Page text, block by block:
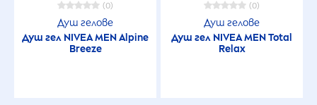
(0)
Душ гелове
Душ гел NIVEAMENAlpine
Breeze
(0)
Душ гелове
Душ гел NIVEAMENTotal
Relax